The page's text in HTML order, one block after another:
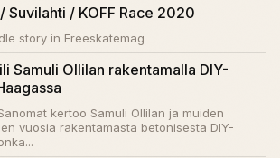
Suvilahti / KOFF Race 2020
story in Freeskatemag
Samuli Ollilan rakentamalla DIY-
kertoo Samuli Ollilan ja muiden
vuosia rakentamasta betonisesta DIY-